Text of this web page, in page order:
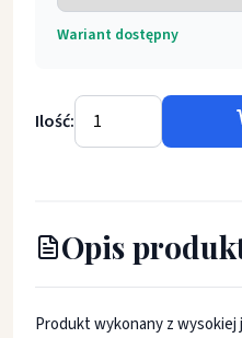
Wariant dostępny
Ilość:
Opis
Produkt wykonany z